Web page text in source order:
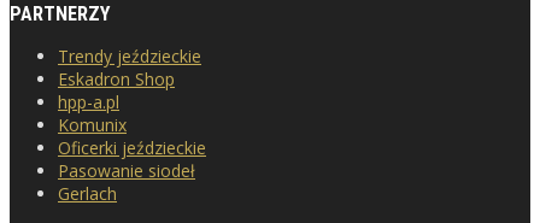
PARTNERZY
Trendy jeździeckie
Eskadron Shop
hpp-a.pl
Komunix
Oficerki jeździeckie
Pasowanie siodeł
Gerlach